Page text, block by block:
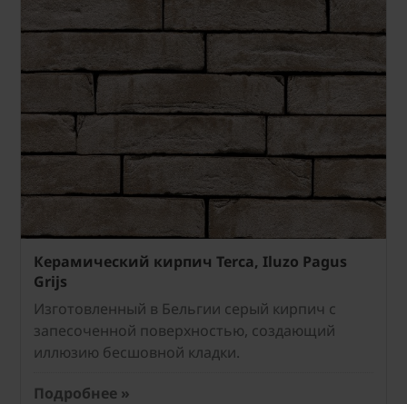
Керамический кирпич Terca, Iluzo Pagus
Grijs
Изготовленный в Бельгии серый кирпич с
запесоченной поверхностью, создающий
иллюзию бесшовной кладки.
Подробнее »